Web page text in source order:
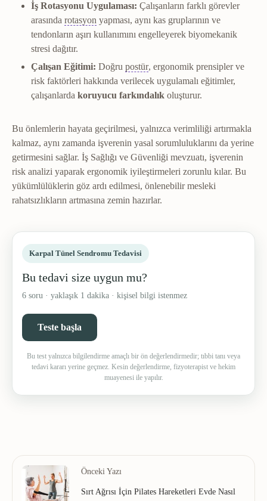
İş Rotasyonu Uygulaması: Çalışanların farklı görevler
arasında rotasyon Rotasyon Bir uzvun kendi ekseni etrafında
yapması, aynı kas gruplarının ve
tendonların aşırı kullanımını engelleyerek biyomekanik
stresi dağıtır.
Çalışan Eğitimi: Doğru postürPostürVücudun duruş şekli ve
, ergonomik prensipler ve
risk faktörleri hakkında verilecek uygulamalı eğitimler,
çalışanlarda koruyucu farkındalık oluşturur.
Bu önlemlerin hayata geçirilmesi, yalnızca verimliliği artırmakla
kalmaz, aynı zamanda işverenin yasal sorumluluklarını da yerine
getirmesini sağlar. İş Sağlığı ve Güvenliği mevzuatı, işverenin
risk analizi yaparak ergonomik iyileştirmeleri zorunlu kılar. Bu
yükümlülüklerin göz ardı edilmesi, önlenebilir mesleki
rahatsızlıkların artmasına zemin hazırlar.
Karpal Tünel Sendromu Tedavisi
Bu tedavi size uygun mu?
6 soru · yaklaşık 1 dakika · kişisel bilgi istenmez
Teste başla
Bu test yalnızca bilgilendirme amaçlı bir ön değerlendirmedir; tıbbi tanı veya
tedavi kararı yerine geçmez. Kesin değerlendirme, fizyoterapist ve hekim
muayenesi ile yapılır.
Önceki Yazı
Sırt Ağrısı İçin Pilates Hareketleri Evde Nasıl